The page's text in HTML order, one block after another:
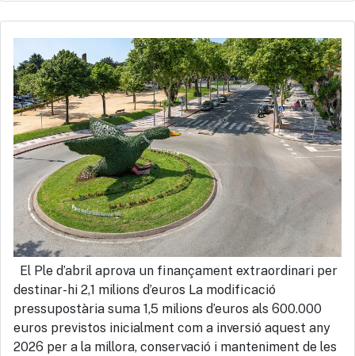
El Ple d’abril aprova un finançament extraordinari per
destinar-hi 2,1 milions d’euros La modificació
pressupostària suma 1,5 milions d’euros als 600.000
euros previstos inicialment com a inversió aquest any
2026 per a la millora, conservació i manteniment de les